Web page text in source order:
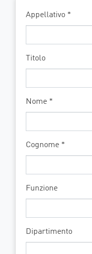
Appellativo *
Titolo
Nome *
Cognome *
Funzione
Dipartimento